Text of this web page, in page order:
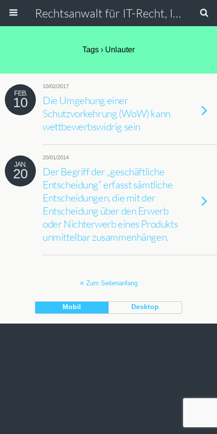
Rechtsanwalt für IT-Recht, Internetrecht, Datenschutz & Social Media
Tags › Unlauter
FEB.
10
10/02/2017
Die Umgehung einer
Schutzvorkehrung (WoW) kann
wettbewerbswidrig sein
JAN.
20
20/01/2014
Der Begriff der „geschäftliche
Entscheidung“ erfasst sämtliche
Entscheidungen, die mit der
Entscheidung über den Erwerb
oder Nichterwerb eines Produkts
unmittelbar zusammenhängen.
Zum Seitenanfang
Mobil Desktop